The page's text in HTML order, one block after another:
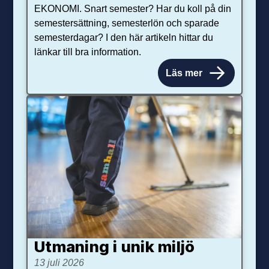
EKONOMI. Snart semester? Har du koll på din
semestersättning, semesterlön och sparade
semesterdagar? I den här artikeln hittar du
länkar till bra information.
Läs mer
Utmaning i unik miljö
13 juli 2026